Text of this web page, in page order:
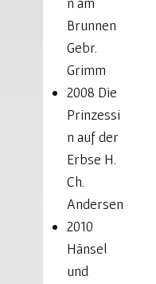
Brunnen
Gebr.
Grimm
2008 Die
Prinzessi
n auf der
Erbse H.
Ch.
Andersen
2010
Hänsel
und